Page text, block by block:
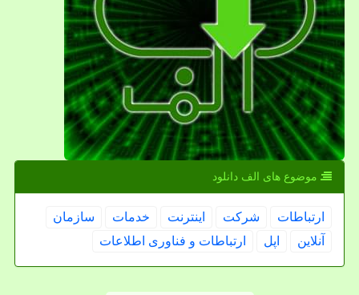
موضوع های الف دانلود
ارتباطات شركت اینترنت خدمات
سازمان
آنلاین
اپل ارتباطات و فناوری اطلاعات